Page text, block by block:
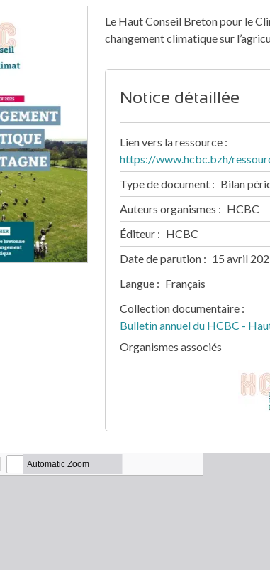
Le Haut Conseil Breton pour le
changement climatique sur
Notice détaillée
Lien vers la ressource
https://www.hcbc.bzh/
Type de document
Bilan
Auteurs organismes
HCBC
Éditeur
HCBC
Date de parution
15 avril
Langue
Français
Collection documentaire
Bulletin annuel du HCBC -
Organismes associés